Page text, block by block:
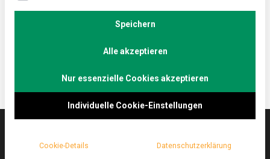
Lebensmittelmagazin.de hat sich einschenken
lebensmittelmagazin
(.de) ist das Online-
Speichern
Alle akzeptieren
Nur essenzielle Cookies akzeptieren
Individuelle Cookie-Einstellungen
Cookie-Details Datenschutzerklärung